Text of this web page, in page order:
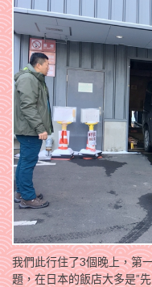
我們此行住了3個晚上，第
題，在日本的飯店大多是”